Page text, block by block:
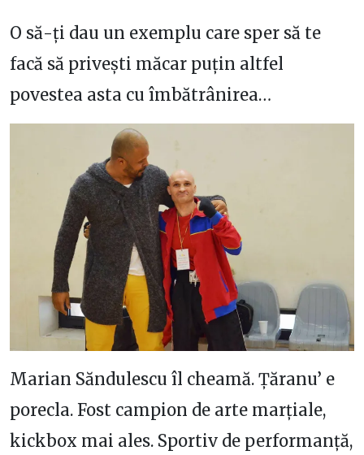
O să-ți dau un exemplu care sper să te
facă să privești măcar puțin altfel
povestea asta cu îmbătrânirea…
Marian Săndulescu îl cheamă. Țăranu’ e
porecla. Fost campion de arte marțiale,
kickbox mai ales. Sportiv de performanță,